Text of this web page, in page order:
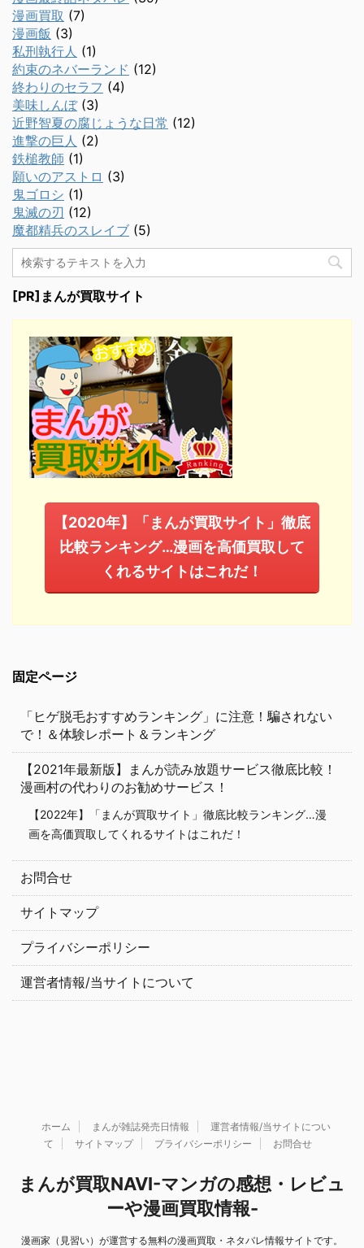
漫画買取 (7)
漫画飯 (3)
私刑執行人 (1)
約束のネバーランド (12)
終わりのセラフ (4)
美味しんぼ(3)
近野智夏の腐じょうな日常 (12)
進撃の巨人 (2)
鉄槌教師 (1)
願いのアストロ (3)
鬼ゴロシ (1)
鬼滅の刃 (12)
魔都精兵のスレイブ (5)
[PR]まんが買取サイト
【2020年】「まんが買取サイト」徹底
比較ランキング…漫画を高価買取して
くれるサイトはこれだ！
固定ページ
「ヒゲ脱毛おすすめランキング」に注意！騙されない
で！＆体験レポート＆ランキング
【2021年最新版】まんが読み放題サービス徹底比較！
漫画村の代わりのお勧めサービス！
【2022年】「まんが買取サイト」徹底比較ランキング…漫
画を高価買取してくれるサイトはこれだ！
お問合せ
サイトマップ
プライバシーポリシー
運営者情報/当サイトについて
ホーム まんが雑誌発売日情報
運営者情報/当サイトについ
て
サイトマップ プライバシーポリシー お問合せ
まんが買取NAVI-マンガの感想・レビュ
ーや漫画買取情報-
漫画家（見習い）が運営する無料の漫画買取・ネタバレ情報サイトです。